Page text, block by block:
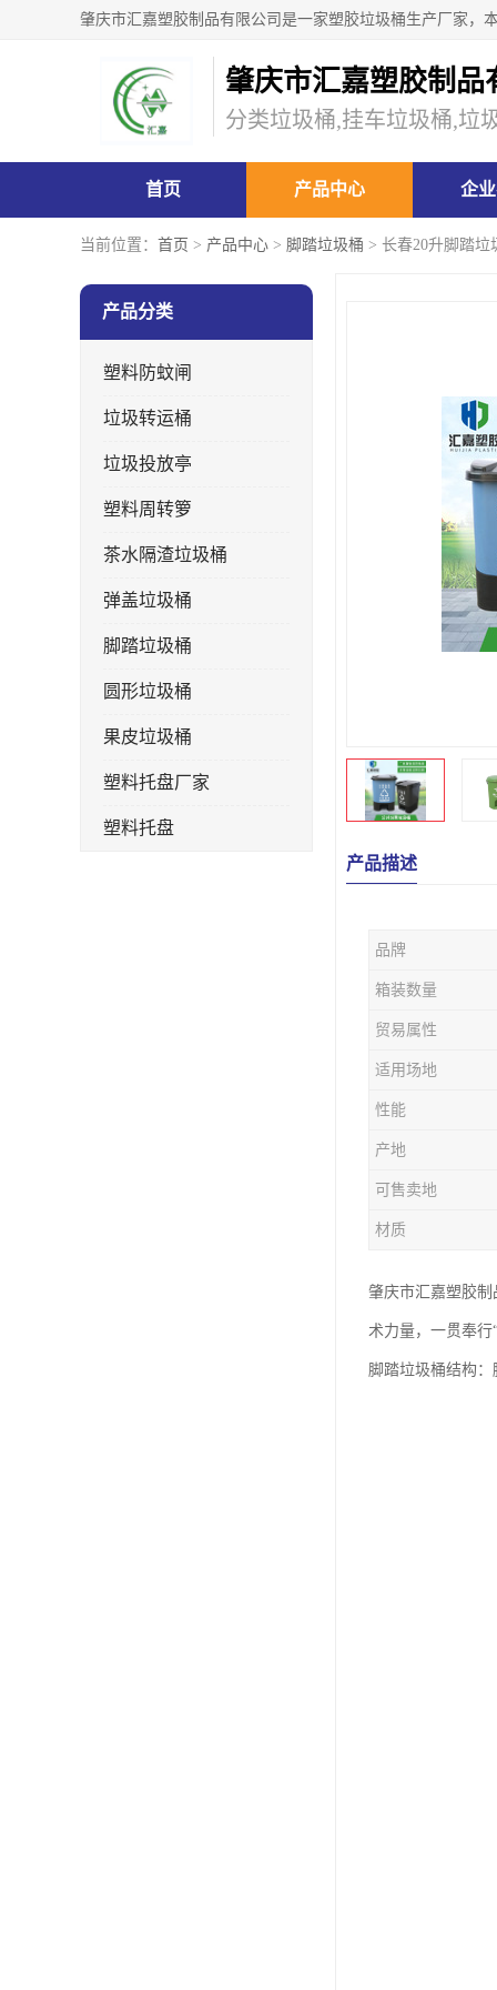
肇庆市汇嘉塑胶制品
分类垃圾桶,挂车垃圾桶,垃
首页 产品中心 企
当前位置： 首页 > 产品中心 > 脚踏垃圾桶 > 长春20升脚踏
产品分类
塑料防蚊闸
垃圾转运桶
垃圾投放亭
塑料周转箩
茶水隔渣垃圾桶
弹盖垃圾桶
脚踏垃圾桶
圆形垃圾桶
果皮垃圾桶
塑料托盘厂家
塑料托盘
产品描述
品牌
箱装数量
贸易属性
适用场地
性能
产地
可售卖地
材质
肇庆市汇嘉塑胶
术力量，一贯奉行
脚踏垃圾桶结构：